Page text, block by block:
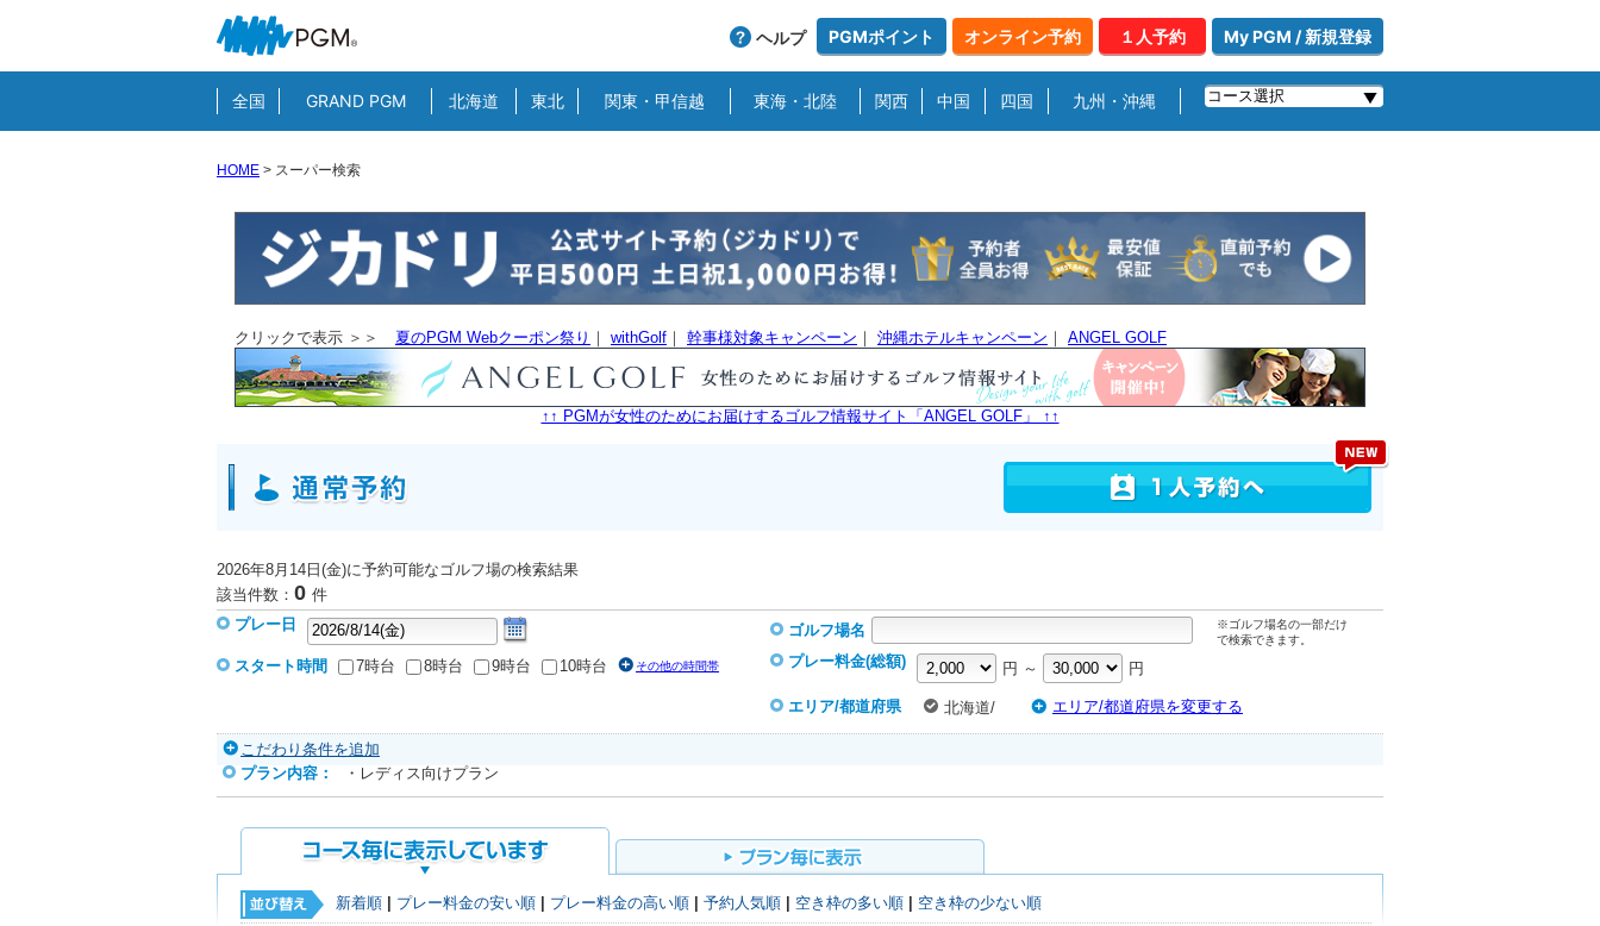
ヘルプ PGMポイント オンライン予約 １人予約 My PGM / 新規登録
全国 GRAND PGM 北海道 東北 関東・甲信越 東海・北陸 関西 中国 四国 九州・沖縄
HOME > スーパー検索
クリックで表示 ＞＞ 夏のPGM Webクーポン祭り ｜ withGolf ｜ 幹事様対象キャンペーン ｜ 沖縄ホテルキャンペーン ｜ ANGEL GOLF
↑↑ PGMが女性のためにお届けするゴルフ情報サイト「ANGEL GOLF」 ↑↑
2026年8月14日(金)に予約可能なゴルフ場の検索結果
該当件数： 0 件
プレー日
ゴルフ場名
※ゴルフ場名の一部だけ
で検索できます。
スタート時間 7時台 8時台 9時台 10時台 その他の時間帯 プレー料金(総額) 円 ～ 円
エリア/都道府県 北海道/ エリア/都道府県を変更する
こだわり条件を追加
プラン内容：
・レディス向けプラン
新着順 | プレー料金の安い順 | プレー料金の高い順 | 予約人気順 | 空き枠の多い順 | 空き枠の少ない順